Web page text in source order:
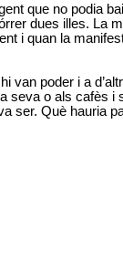
que no podia
dues illes. La
i quan la
van poder i a
o als cafès
ser. Què hauria